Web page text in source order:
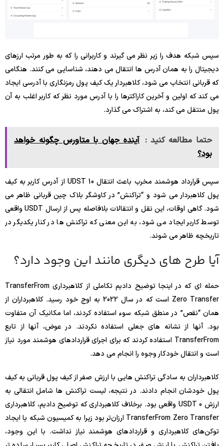
سپس شبکه هدف را زیر نظر می گیرند و کاربرانی را که به طور مرتب ارزهای
دیجیتال را به همان آدرس ها انتقال می دهند، شناسایی می کنند. هنگامی
که قربانی انتخاب می شود، کلاهبردار یک کیف پول رمزنگاری با آدرسی ایجاد
می کند که اولین و آخرین کاراکترها را با آدرس مورد نظر که کاربر اغلب به آن
پول منتقل می کند، به اشتراک می گذارد.
حتما مطالعه کنید : آینده جهان با متاورس چگونه خواهد
بود؟
سپس قرارداد هوشمند مخرب باعث انتقال 10 UDST از آدرس کاربر به کیف
پول کلاهبردار می شود و “تراکنش” در کاوشگر بلاک چین قربانی ظاهر می
شود. گاهی اوقات، این نقل و انتقالات بلافاصله پس از ارسال USDT واقعی
توسط کاربر ایجاد می شود، به این معنی که تراکنش ها در کنار یکدیگر در
تاریخچه ظاهر می شوند.
آیا طرح های دیگری مانند این وجود دارد؟
حمله ای که در اینجا توضیح دادیم تکاملی از کلاهبرداری TransferFrom
Zero Transfer است که در سال 2022 به اوج خود رسید. کلاهبرداران از
همان “نقص” در منطق شبکه سوء استفاده کردند، اما مکانیک آن متفاوت
بود. آنها از نشانه های جعلی استفاده نکردند. در عوض، آنها از تابع
TransferFrom استفاده کردند که برای اجرای قراردادهای هوشمند مورد نیاز
است و انتقال خودکار وجوه را انجام می دهد.
کلاهبرداران به سادگی تراکنش هایی با ارزش صفر از کیف پول قربانی به کیف
پول خودشان انجام دادند. در نتیجه، لیست تراکنش ها شامل انتقالی به
ارزش 0 USDT واقعی بود. برخلاف کلاهبرداری که توضیح دادیم، کلاهبرداری
TransferFrom Zero Transfer ارزان‌تر بود زیرا به کمیسیون شبکه یا ایجاد
توکن‌های کلاهبرداری و قراردادهای هوشمند نیاز نداشت. با این وجود،